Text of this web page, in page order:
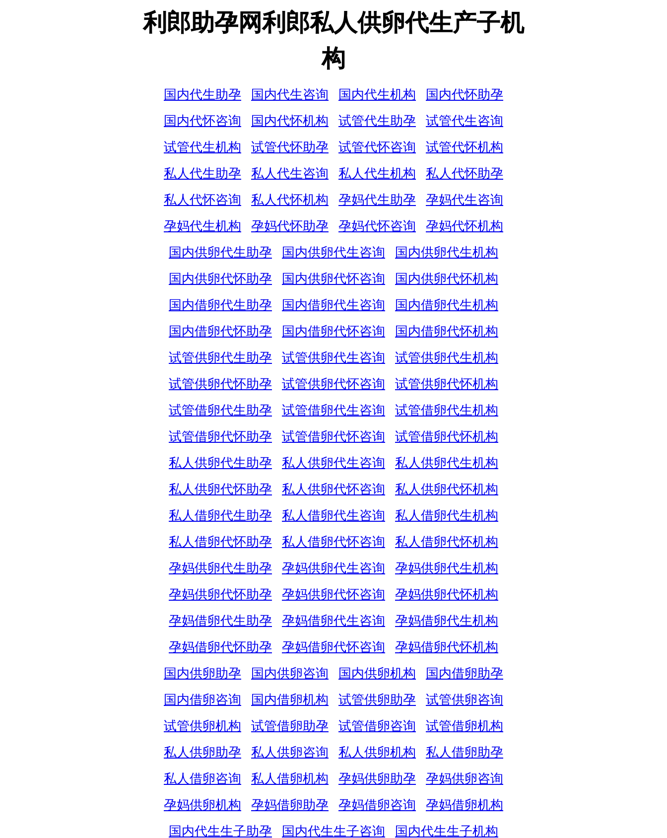
利郎助孕网利郎私人供卵代生产子机
构
国内代生助孕 国内代生咨询 国内代生机构
国内代怀助孕
国内代怀咨询
国内代怀机构 试管代生助孕
试管代生咨询
试管代生机构
试管代怀助孕 试管代怀咨询
试管代怀机构
私人代生助孕
私人代生咨询 私人代生机构
私人代怀助孕
私人代怀咨询
私人代怀机构 孕妈代生助孕
孕妈代生咨询
孕妈代生机构
孕妈代怀助孕 孕妈代怀咨询
孕妈代怀机构
国内供卵代生助孕
国内供卵代生咨询
国内供卵代生机构
国内供卵代怀助孕
国内供卵代怀咨询
国内供卵代怀机构
国内借卵代生助孕
国内借卵代生咨询
国内借卵代生机构
国内借卵代怀助孕
国内借卵代怀咨询
国内借卵代怀机构
试管供卵代生助孕
试管供卵代生咨询
试管供卵代生机构
试管供卵代怀助孕
试管供卵代怀咨询
试管供卵代怀机构
试管借卵代生助孕
试管借卵代生咨询
试管借卵代生机构
试管借卵代怀助孕
试管借卵代怀咨询
试管借卵代怀机构
私人供卵代生助孕
私人供卵代生咨询
私人供卵代生机构
私人供卵代怀助孕
私人供卵代怀咨询
私人供卵代怀机构
私人借卵代生助孕
私人借卵代生咨询
私人借卵代生机构
私人借卵代怀助孕
私人借卵代怀咨询
私人借卵代怀机构
孕妈供卵代生助孕
孕妈供卵代生咨询
孕妈供卵代生机构
孕妈供卵代怀助孕
孕妈供卵代怀咨询
孕妈供卵代怀机构
孕妈借卵代生助孕
孕妈借卵代生咨询
孕妈借卵代生机构
孕妈借卵代怀助孕
孕妈借卵代怀咨询
孕妈借卵代怀机构
国内供卵助孕
国内供卵咨询 国内供卵机构
国内借卵助孕
国内借卵咨询
国内借卵机构 试管供卵助孕
试管供卵咨询
试管供卵机构
试管借卵助孕 试管借卵咨询
试管借卵机构
私人供卵助孕
私人供卵咨询 私人供卵机构
私人借卵助孕
私人借卵咨询
私人借卵机构 孕妈供卵助孕
孕妈供卵咨询
孕妈供卵机构
孕妈借卵助孕 孕妈借卵咨询
孕妈借卵机构
国内代生生子助孕
国内代生生子咨询
国内代生生子机构